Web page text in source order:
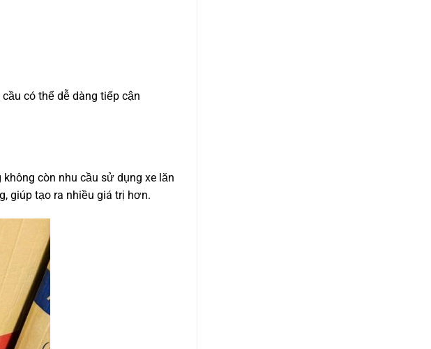
có thể dễ dàng tiếp cận
còn nhu cầu sử dụng xe lăn
giúp tạo ra nhiều giá trị hơn.